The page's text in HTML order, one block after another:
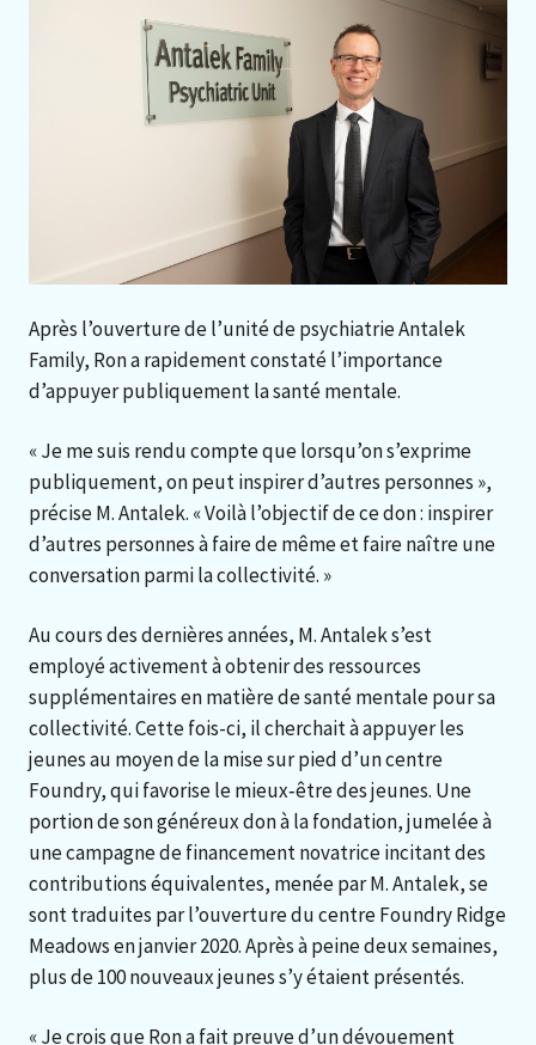
Après l’ouverture de l’unité de psychiatrie Antalek
Family, Ron a rapidement constaté l’importance
d’appuyer publiquement la santé mentale.
« Je me suis rendu compte que lorsqu’on s’exprime
publiquement, on peut inspirer d’autres personnes »,
précise M. Antalek. « Voilà l’objectif de ce don : inspirer
d’autres personnes à faire de même et faire naître une
conversation parmi la collectivité. »
Au cours des dernières années, M. Antalek s’est
employé activement à obtenir des ressources
supplémentaires en matière de santé mentale pour sa
collectivité. Cette fois-ci, il cherchait à appuyer les
jeunes au moyen de la mise sur pied d’un centre
Foundry, qui favorise le mieux‑être des jeunes. Une
portion de son généreux don à la fondation, jumelée à
une campagne de financement novatrice incitant des
contributions équivalentes, menée par M. Antalek, se
sont traduites par l’ouverture du centre Foundry Ridge
Meadows en janvier 2020. Après à peine deux semaines,
plus de 100 nouveaux jeunes s’y étaient présentés.
« Je crois que Ron a fait preuve d’un dévouement